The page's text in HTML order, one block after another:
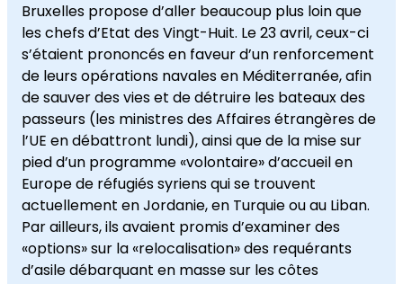
Bruxelles propose d’aller beaucoup plus loin que
les chefs d’Etat des Vingt-Huit. Le 23 avril, ceux-ci
s’étaient prononcés en faveur d’un renforcement
de leurs opérations navales en Méditerranée, afin
de sauver des vies et de détruire les bateaux des
passeurs (les ministres des Affaires étrangères de
l’UE en débattront lundi), ainsi que de la mise sur
pied d’un programme «volontaire» d’accueil en
Europe de réfugiés syriens qui se trouvent
actuellement en Jordanie, en Turquie ou au Liban.
Par ailleurs, ils avaient promis d’examiner des
«options» sur la «relocalisation» des requérants
d’asile débarquant en masse sur les côtes